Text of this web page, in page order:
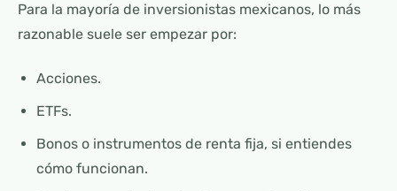
Para la mayoría de inversionistas mexicanos, lo más
razonable suele ser empezar por:
Acciones.
ETFs.
Bonos o instrumentos de renta fija, si entiendes
cómo funcionan.